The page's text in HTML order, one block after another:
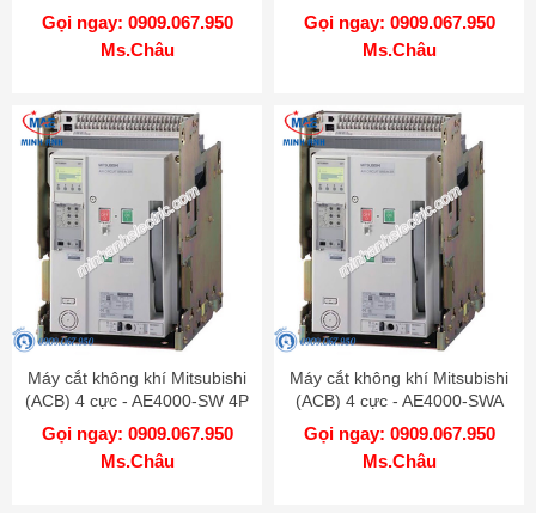
6300A 130kA DR
Gọi ngay: 0909.067.950
Ms.Châu
5000A 130kA DR
Gọi ngay: 0909.067.950
Ms.Châu
Máy cắt không khí Mitsubishi
(ACB) 4 cực - AE4000-SW 4P
4000A 130kA DR
Gọi ngay: 0909.067.950
Ms.Châu
Máy cắt không khí Mitsubishi
(ACB) 4 cực - AE4000-SWA
4P 4000A 100kA DR
Gọi ngay: 0909.067.950
Ms.Châu